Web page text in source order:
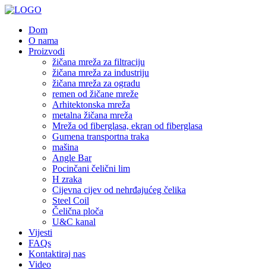
Dom
O nama
Proizvodi
žičana mreža za filtraciju
žičana mreža za industriju
žičana mreža za ogradu
remen od žičane mreže
Arhitektonska mreža
metalna žičana mreža
Mreža od fiberglasa, ekran od fiberglasa
Gumena transportna traka
mašina
Angle Bar
Pocinčani čelični lim
H zraka
Cijevna cijev od nehrđajućeg čelika
Steel Coil
Čelična ploča
U&C kanal
Vijesti
FAQs
Kontaktiraj nas
Video